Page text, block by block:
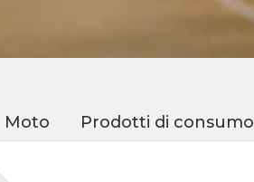
Moto Prodotti di consumo